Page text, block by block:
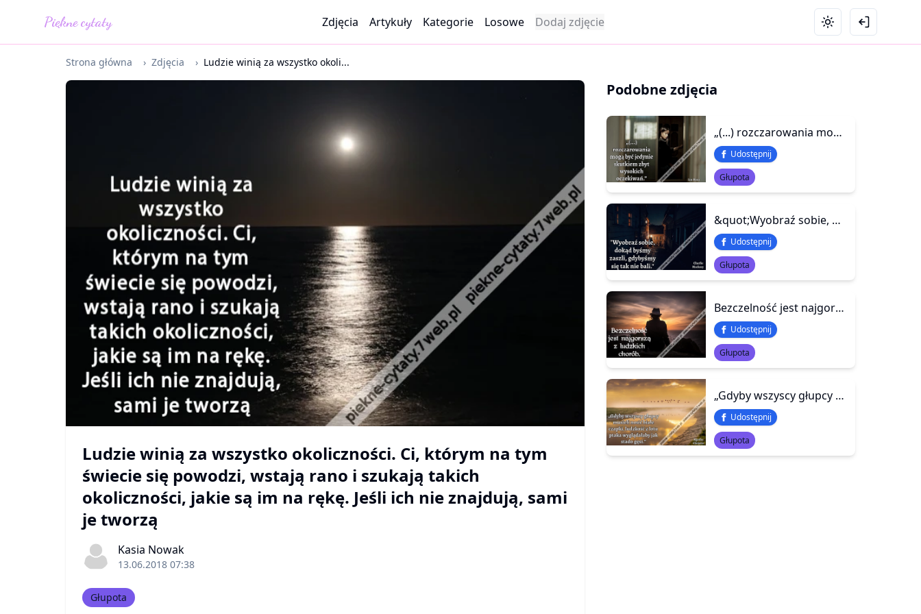
Piękne cytaty Zdjęcia Artykuły Kategorie Losowe Dodaj zdjęcie
Strona główna › Zdjęcia › Ludzie winią za wszystko okoli...
Ludzie winią za wszystko okoliczności. Ci, którym na tym
świecie się powodzi, wstają rano i szukają takich
okoliczności, jakie są im na rękę. Jeśli ich nie znajdują, sami
je tworzą
Kasia Nowak
13.06.2018 07:38
Głupota
Podobne zdjęcia
„(...) rozczarowania mogą być jedynie skutkiem zbyt wysokich oczekiwań.”
Udostępnij
Głupota
&quot;Wyobraź sobie, dokąd byśmy zaszli, gdybyśmy się tak nie bali.&quot;
Udostępnij
Głupota
Bezczelność jest najgorszą z ludzkich chorób.
Udostępnij
Głupota
„Gdyby wszyscy głupcy musieli nosić białe czapki, ludzkość z lotu ptaka wyglądałaby jak stado gęsi.”
Udostępnij
Głupota